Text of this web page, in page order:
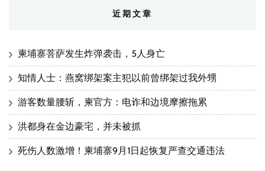
近期文章
柬埔寨菩萨发生炸弹袭击，5人身亡
知情人士：燕窝绑架案主犯以前曾绑架过我外甥
游客数量腰斩，柬官方：电诈和边境摩擦拖累
洪都身在金边豪宅，并未被抓
死伤人数激增！柬埔寨9月1日起恢复严查交通违法